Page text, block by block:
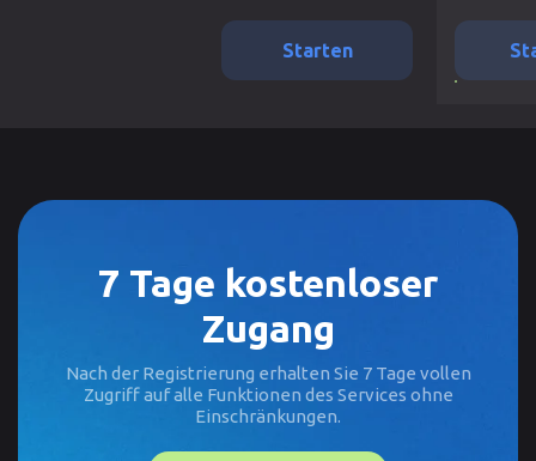
Starten
7 Tage kostenloser
Zugang
Nach der Registrierung erhalten Sie 7 Tage vollen
Zugriff auf alle Funktionen des Services ohne
Einschränkungen.